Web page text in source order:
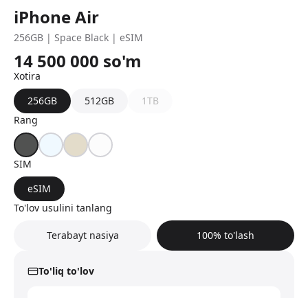
iPhone Air
256GB | Space Black | eSIM
14 500 000 so'm
Xotira
256GB
512GB
1TB
Rang
SIM
eSIM
To'lov usulini tanlang
Terabayt nasiya 100% to'lash
To'liq to'lov